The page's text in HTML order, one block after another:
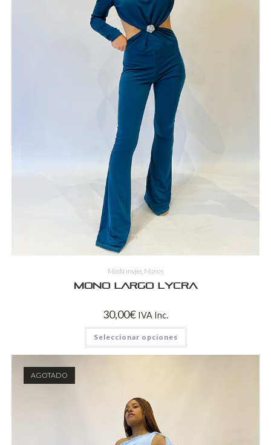
Moda mujer, Monos
Mono Largo Lycra
30,00€ IVA Inc.
Seleccionar opciones
AGOTADO